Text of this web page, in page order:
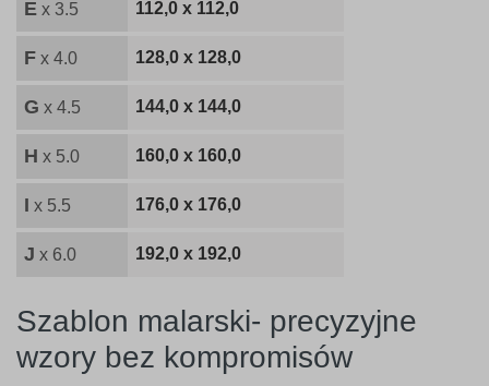
E x 3.5 112,0 x 112,0
F x 4.0 128,0 x 128,0
G x 4.5 144,0 x 144,0
H x 5.0 160,0 x 160,0
I x 5.5 176,0 x 176,0
J x 6.0 192,0 x 192,0
Szablon malarski- precyzyjne
wzory bez kompromisów